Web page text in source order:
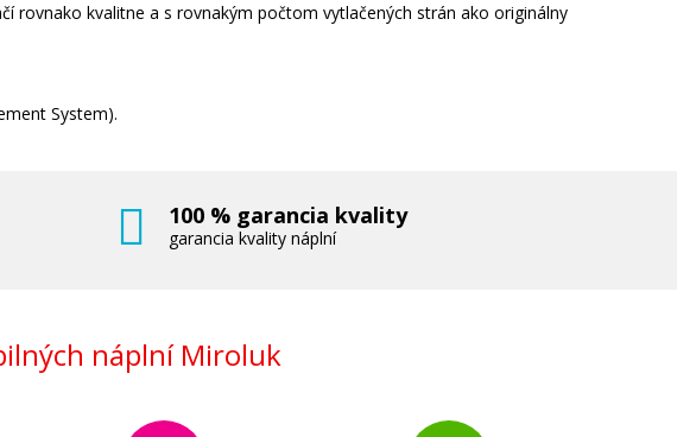
rovnako kvalitne a s rovnakým počtom vytlačených strán ako originálny
System).
100 % garancia kvality
garancia kvality náplní
náplní Miroluk